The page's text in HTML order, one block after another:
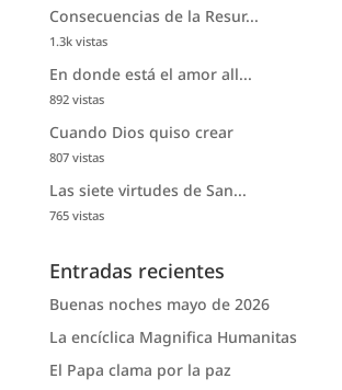
Consecuencias de la Resur...
1.3k vistas
En donde está el amor all...
892 vistas
Cuando Dios quiso crear
807 vistas
Las siete virtudes de San...
765 vistas
Entradas recientes
Buenas noches mayo de 2026
La encíclica Magnifica Humanitas
El Papa clama por la paz